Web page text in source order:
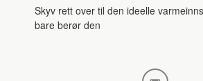
Skyv rett over til den ideelle
bare berør den